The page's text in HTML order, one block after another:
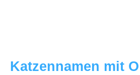
Katzennamen mit O